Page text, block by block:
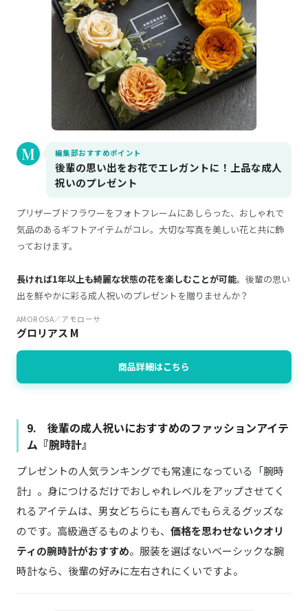
編集部おすすめポイント
後輩の思い出をお花でエレガントに！上品な成人
祝いのプレゼント
プリザーブドフラワーをフォトフレームにあしらった、おしゃれで
気品のあるギフトアイテムがコレ。大切な写真を美しい花と共に飾
っておけます。
長ければ1年以上も綺麗な状態の花を楽しむことが可能。後輩の思い
出を鮮やかに彩る成人祝いのプレゼントを贈りませんか？
AMOROSA／アモローサ
グロリアス M
商品詳細はこちら
9. 後輩の成人祝いにおすすめのファッションアイテ
ム『腕時計』
プレゼントの人気ランキングでも常連になっている「腕時
計」。身につけるだけでおしゃれレベルをアップさせてく
れるアイテムは、男女どちらにも喜んでもらえるグッズな
のです。高級過ぎるものよりも、 価格を思わせないクオリ
ティの腕時計がおすすめ。服装を選ばないベーシックな腕
時計なら、後輩の好みに左右されにくいですよ。